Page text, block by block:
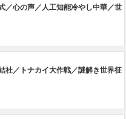
／心の声／人工知能冷やし中華／世
社／トナカイ大作戦／謎解き世界征